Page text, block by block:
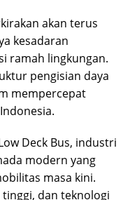
akan terus
kesadaran
ramah lingkungan.
pengisian daya
mempercepat
Deck Bus, industri
modern yang
masa kini.
dan teknologi